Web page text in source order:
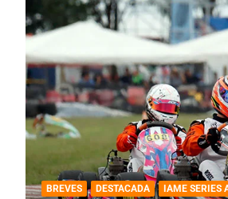
DESTACADA IAME SERIES ARGENTINA